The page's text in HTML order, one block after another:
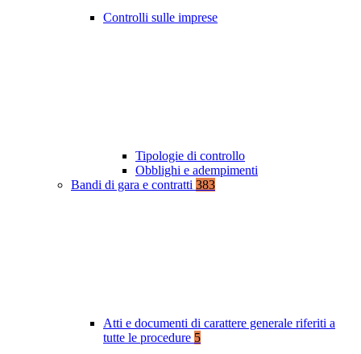
Controlli sulle imprese
Tipologie di controllo
Obblighi e adempimenti
Bandi di gara e contratti 383
Atti e documenti di carattere generale riferiti a
tutte le procedure 5